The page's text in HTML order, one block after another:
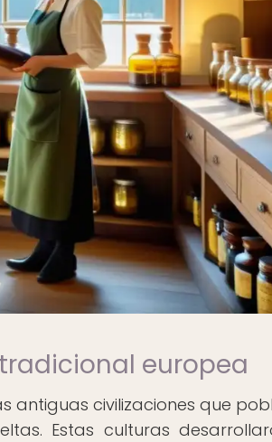
europea
antiguas civilizaciones que
Estas culturas